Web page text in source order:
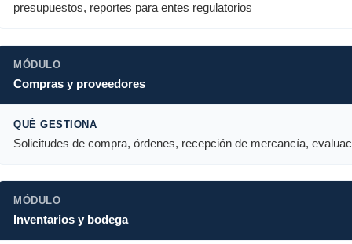
presupuestos, reportes para entes regulatorios
Compras y proveedores
Solicitudes de compra, órdenes, recepción de mercancía,
Inventarios y bodega